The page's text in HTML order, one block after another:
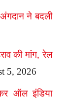
ने बदली
की मांग, रेल
5, 2026
ऑल इंडिया